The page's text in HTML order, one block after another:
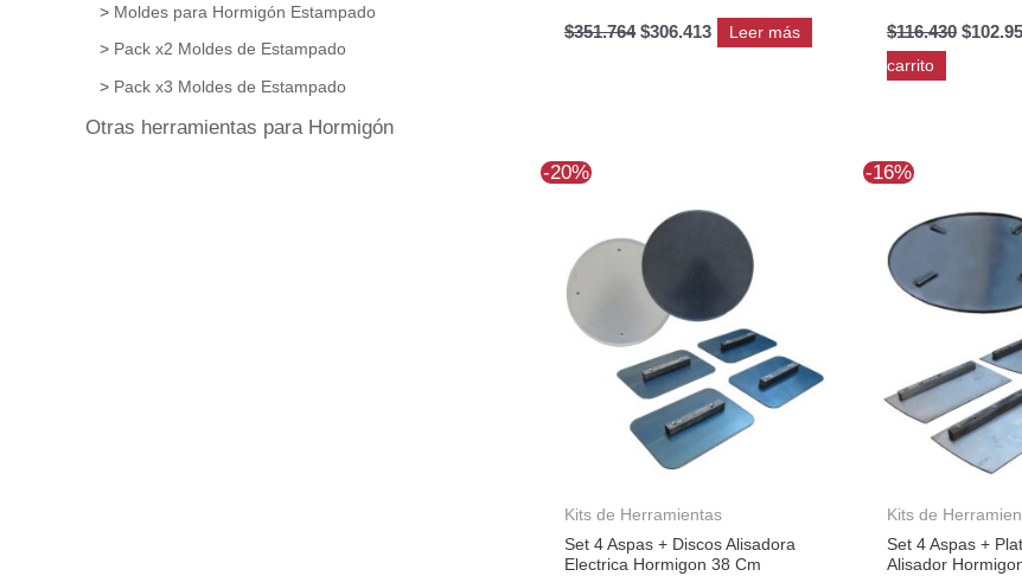
Moldes para Hormigón Estampado
Pack x2 Moldes de Estampado
Pack x3 Moldes de Estampado
Otras herramientas para Hormigón
KIT-L
$351.764 $306.413 Leer más $116.430 $
carrito
-20%
Kits de Herramientas
Set 4 Aspas + Discos Alisadora
Electrica Hormigon 38 Cm
original
era:
$91.916.
actual
$73.530.
-16%
Kits de
Set 4 Aspas +
Alisador
original